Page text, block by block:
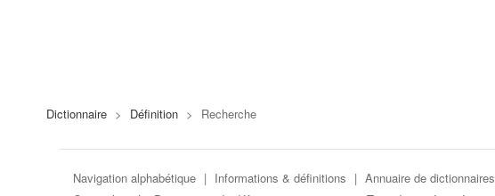
Dictionnaire > Définition > Recherche
Navigation alphabétique | Informations & définitions | Annuaire de dictionnaires